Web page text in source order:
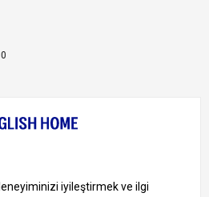
için uygulamamızı indirin.